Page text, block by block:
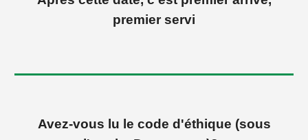
premier servi
Avez-vous lu le code d'éthique (sous